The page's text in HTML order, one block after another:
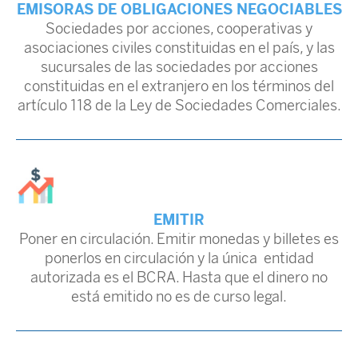
EMISORAS DE OBLIGACIONES NEGOCIABLES
Sociedades por acciones, cooperativas y
asociaciones civiles constituidas en el país, y las
sucursales de las sociedades por acciones
constituidas en el extranjero en los términos del
artículo 118 de la Ley de Sociedades Comerciales.
EMITIR
Poner en circulación. Emitir monedas y billetes es
ponerlos en circulación y la única entidad
autorizada es el BCRA. Hasta que el dinero no
está emitido no es de curso legal.